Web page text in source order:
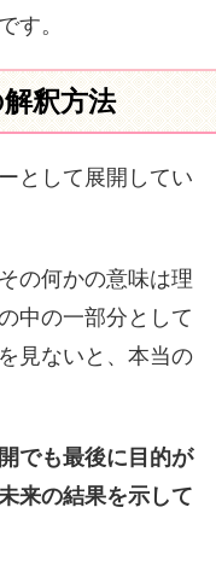
す。
釈方法
として展開してい
の何かの意味は理
中の一部分として
見ないと、本当の
でも最後に目的が
来の結果を示して